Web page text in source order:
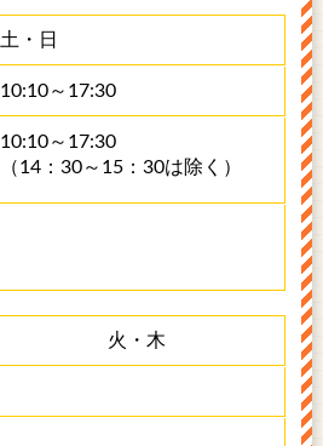
土・日
10:10～17:30
10:10～17:30
（14：30～15：30は除く）
火・木